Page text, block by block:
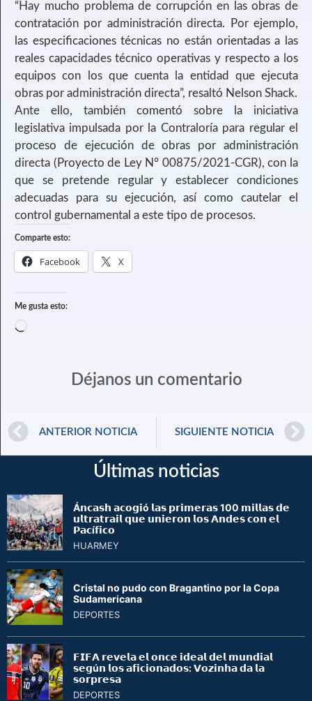
“Hay mucho problema de corrupción en las obras de
contratación por administración directa. Por ejemplo,
las especificaciones técnicas no están orientadas a las
reales capacidades técnico operativas y respecto a los
equipos con los que cuenta la entidad que ejecuta
obras por administración directa”, resaltó Nelson Shack.
Ante ello, también comentó sobre la iniciativa
legislativa impulsada por la Contraloría para regular el
proceso de ejecución de obras por administración
directa (Proyecto de Ley N° 00875/2021-CGR), con la
que se pretende regular y establecer condiciones
adecuadas para su ejecución, así como cautelar el
control gubernamental a este tipo de procesos.
Comparte esto:
Facebook X
Me gusta esto:
Déjanos un comentario
ANTERIOR NOTICIA SIGUIENTE NOTICIA
Últimas noticias
Á𝗻𝗰𝗮𝘀𝗵 𝗮𝗰𝗼𝗴𝗶ó 𝗹𝗮𝘀 𝗽𝗿𝗶𝗺𝗲𝗿𝗮𝘀 100 𝗺𝗶𝗹𝗹𝗮𝘀 𝗱𝗲
𝘂𝗹𝘁𝗿𝗮𝘁𝗿𝗮𝗶𝗹 𝗾𝘂𝗲 𝘂𝗻𝗶𝗲𝗿𝗼𝗻 𝗹𝗼𝘀 𝗔𝗻𝗱𝗲𝘀 𝗰𝗼𝗻 𝗲𝗹
𝗣𝗮𝗰í𝗳𝗶𝗰𝗼
HUARMEY
Cristal no pudo con Bragantino por la Copa
Sudamericana
DEPORTES
𝗙𝗜𝗙𝗔 𝗿𝗲𝘃𝗲𝗹𝗮 𝗲𝗹 𝗼𝗻𝗰𝗲 𝗶𝗱𝗲𝗮𝗹 𝗱𝗲𝗹 𝗺𝘂𝗻𝗱𝗶𝗮𝗹
𝘀𝗲𝗴ú𝗻 𝗹𝗼𝘀 𝗮𝗳𝗶𝗰𝗶𝗼𝗻𝗮𝗱𝗼𝘀: 𝗩𝗼𝘇𝗶𝗻𝗵𝗮 𝗱𝗮 𝗹𝗮
𝘀𝗼𝗿𝗽𝗿𝗲𝘀𝗮
DEPORTES